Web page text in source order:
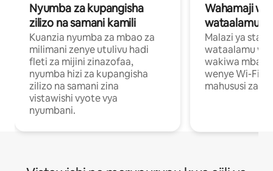
Nyumba za kupangisha
zilizo na samani kamili
Kuanzia nyumba za mbao za
milimani zenye utulivu hadi
fleti za mijini zinazofaa,
nyumba hizi za kupangisha
zilizo na samani zina
vistawishi vyote vya
nyumbani.
Wahamaji
wataalamu
Malazi ya
wataalamu
wakiwa mbali
wenye Wi-Fi
mahususi za